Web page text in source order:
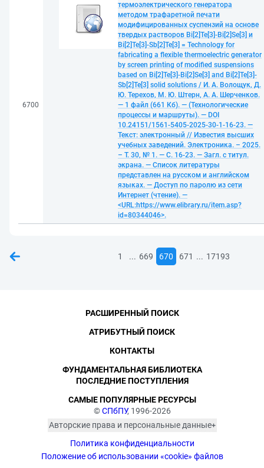
6700
термоэлектрического генератора
методом трафаретной печати
модифицированных суспензий на основе
твердых растворов Bi[2]Te[3]-Bi[2]Se[3] и
Bi[2]Te[3]-Sb[2]Te[3] = Technology for
fabricating a flexible thermoelectric generator
by screen printing of modified suspensions
based on Bi[2]Te[3]-Bi[2]Se[3] and Bi[2]Te[3]-
Sb[2]Te[3] solid solutions / И. А. Волощук, Д.
Ю. Терехов, М. Ю. Штерн, А. А. Шерченков.
— 1 файл (661 Кб). — (Технологические
процессы и маршруты). — DOI
10.24151/1561-5405-2025-30-1-16-23. —
Текст: электронный // Известия высших
учебных заведений. Электроника. – 2025.
– Т. 30, № 1. — С. 16-23. — Загл. с титул.
экрана. — Список литературы
представлен на русском и английском
языках. — Доступ по паролю из сети
Интернет (чтение). —
<URL:https://www.elibrary.ru/item.asp?
id=80344046>.
1 ... 669 670 671 ... 17193
©СПбПУ, 1996-2026
Авторские права и персональные данные
изображённых лиц в соответствии
с требованиями законодательства
Политика конфиденциальности
Положение об использовании «cookie» файлов
РАСШИРЕННЫЙ ПОИСК
АТРИБУТНЫЙ ПОИСК
КОНТАКТЫ
ФУНДАМЕНТАЛЬНАЯ БИБЛИОТЕКА
ПОСЛЕДНИЕ ПОСТУПЛЕНИЯ
САМЫЕ ПОПУЛЯРНЫЕ РЕСУРСЫ